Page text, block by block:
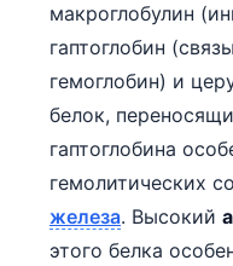
макроглобулин
гаптоглобин
гемоглобин) и
белок,
гаптоглобина
гемолитических
железа. Высокий
этого белка